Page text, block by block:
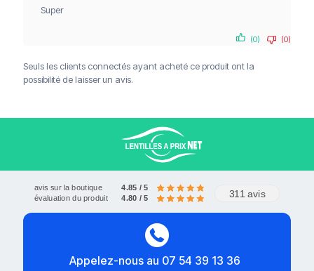
Super
(0) (0)
Seuls les clients connectés ayant acheté ce produit ont la
possibilité de laisser un avis.
avis sur la boutique 4.85 / 5
évaluation du produit 4.80 / 5 311 avis
Appelez-nous au 07 54 39 13 36